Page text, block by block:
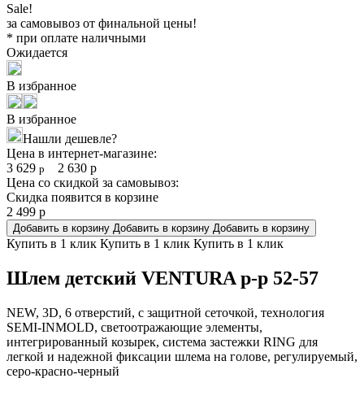
Sale!
за самовывоз от финальной цены!
* при оплате наличными
Ожидается
В избранное
В избранное
Нашли дешевле?
Цена в интернет-магазине:
3 629 р 2 630 р
Цена со скидкой за самовывоз:
Скидка появится в корзине
2 499 р
Добавить в корзину Добавить в корзину Добавить в корзину
Купить в 1 клик Купить в 1 клик Купить в 1 клик
Шлем детский VENTURA р-р 52-57
NEW, 3D, 6 отверстий, с защитной сеточкой, технология
SEMI-INMOLD, светоотражающие элементы,
интегрированный козырек, система застежки RING для
легкой и надежной фиксации шлема на голове, регулируемый,
серо-красно-черный